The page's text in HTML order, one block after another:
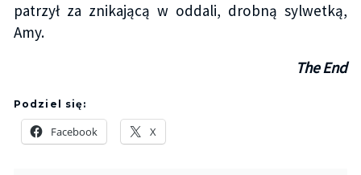
patrzył za znikającą w oddali, drobną sylwetką,
Amy.
The End
Podziel się:
Facebook X